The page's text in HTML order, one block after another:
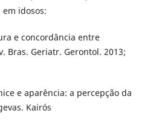
idosos:
e concordância entre
Bras. Geriatr. Gerontol. 2013;
e aparência: a percepção da
Kairós